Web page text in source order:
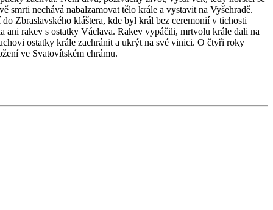
nechává nabalzamovat tělo krále a vystavit na Vyšehradě.
Zbraslavského kláštera, kde byl král bez ceremonií v tichosti
ani rakev s ostatky Václava. Rakev vypáčili, mrtvolu krále dali na
ostatky krále zachránit a ukrýt na své vinici. O čtyři roky
ve Svatovítském chrámu.